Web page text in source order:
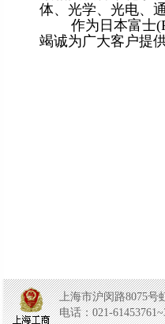
体、光学、光电、
作为日本富士
竭诚为广大客户提
上海市沪闵路8075号
电话：021-